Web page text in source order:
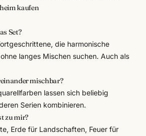
kaufen
Set?
die harmonische
langes Mischen suchen. Auch als
mischbar?
lassen sich beliebig
Serien kombinieren.
zu mir?
Erde für Landschaften, Feuer für